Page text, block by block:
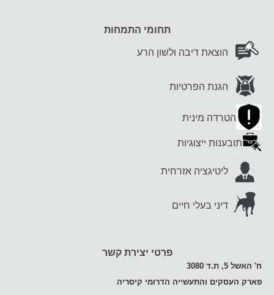
תחומי התמחות
הוצאת דיבה ולשון הרע
הגנת הפרטיות
הטרדה מינית
תובענות ייצוגיות
ליטיגציה אזרחית
דיני בעלי חיים
פרטי יצירת קשר
ח' האשל 5, ת.ד 3080
פארק העסקים והתעשייה הדרומי קיסריה